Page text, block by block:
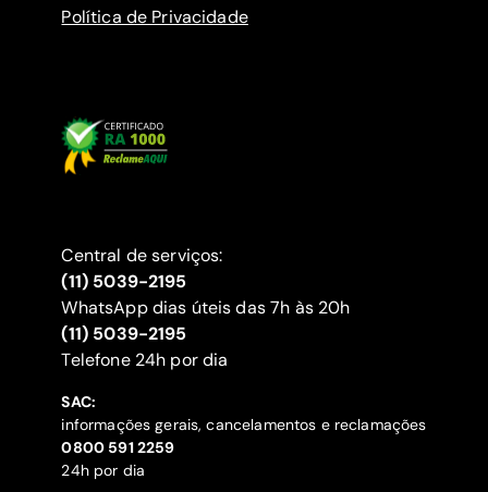
Política de Privacidade
Central de serviços:
(11) 5039-2195
WhatsApp dias úteis das 7h às 20h
(11) 5039-2195
‍Telefone 24h por dia
SAC:
informações gerais, cancelamentos e reclamações
‍0800 591 2259
24h por dia